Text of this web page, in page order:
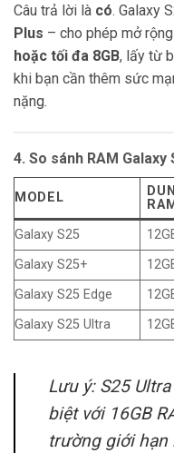
Câu trả lời là có. Galaxy
Plus – cho phép mở
hoặc tối đa 8GB, lấy từ
khi bạn cần thêm sức
nặng.
4. So sánh RAM
MODEL
RAM
Galaxy S25
Galaxy S25+
Galaxy S25 Edge
Galaxy S25 Ultra
Lưu ý: S25
biệt với 16GB
trường giới hạn